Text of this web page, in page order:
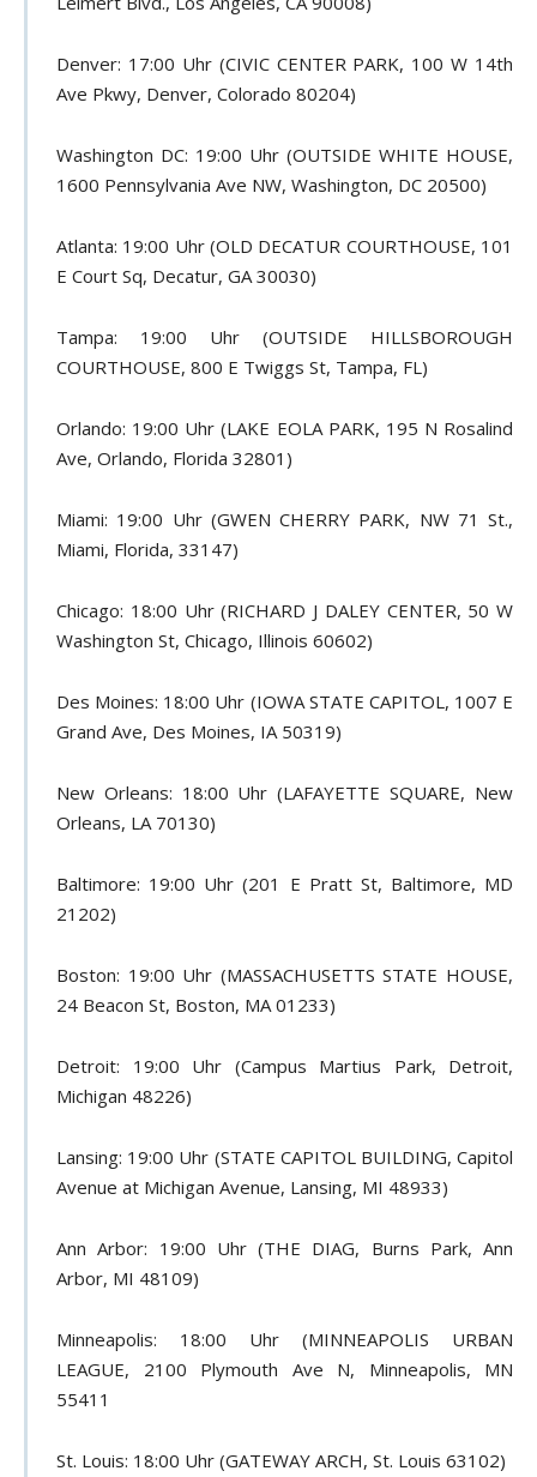
Denver: 17:00 Uhr (CIVIC CENTER PARK, 100 W 14th
Ave Pkwy, Denver, Colorado 80204)
Washington DC: 19:00 Uhr (OUTSIDE WHITE HOUSE,
1600 Pennsylvania Ave NW, Washington, DC 20500)
Atlanta: 19:00 Uhr (OLD DECATUR COURTHOUSE, 101
E Court Sq, Decatur, GA 30030)
Tampa: 19:00 Uhr (OUTSIDE HILLSBOROUGH
COURTHOUSE, 800 E Twiggs St, Tampa, FL)
Orlando: 19:00 Uhr (LAKE EOLA PARK, 195 N Rosalind
Ave, Orlando, Florida 32801)
Miami: 19:00 Uhr (GWEN CHERRY PARK, NW 71 St.,
Miami, Florida, 33147)
Chicago: 18:00 Uhr (RICHARD J DALEY CENTER, 50 W
Washington St, Chicago, Illinois 60602)
Des Moines: 18:00 Uhr (IOWA STATE CAPITOL, 1007 E
Grand Ave, Des Moines, IA 50319)
New Orleans: 18:00 Uhr (LAFAYETTE SQUARE, New
Orleans, LA 70130)
Baltimore: 19:00 Uhr (201 E Pratt St, Baltimore, MD
21202)
Boston: 19:00 Uhr (MASSACHUSETTS STATE HOUSE,
24 Beacon St, Boston, MA 01233)
Detroit: 19:00 Uhr (Campus Martius Park, Detroit,
Michigan 48226)
Lansing: 19:00 Uhr (STATE CAPITOL BUILDING, Capitol
Avenue at Michigan Avenue, Lansing, MI 48933)
Ann Arbor: 19:00 Uhr (THE DIAG, Burns Park, Ann
Arbor, MI 48109)
Minneapolis: 18:00 Uhr (MINNEAPOLIS URBAN
LEAGUE, 2100 Plymouth Ave N, Minneapolis, MN
55411
St. Louis: 18:00 Uhr (GATEWAY ARCH, St. Louis 63102)